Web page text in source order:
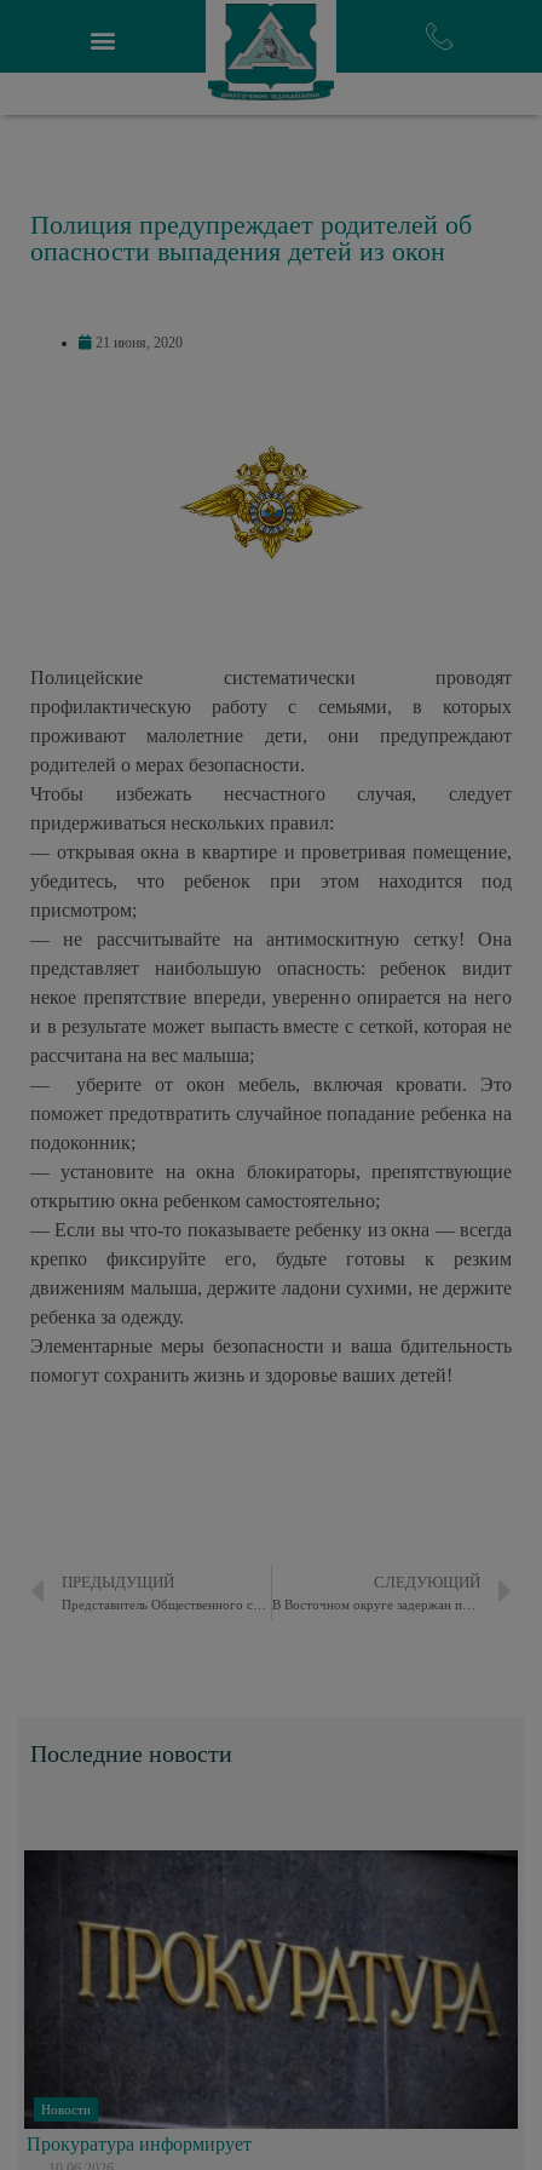
Полиция предупреждает родителей об
опасности выпадения детей из окон
21 июня, 2020
Полицейские систематически проводят
профилактическую работу с семьями, в которых
проживают малолетние дети, они предупреждают
родителей о мерах безопасности.
Чтобы избежать несчастного случая, следует
придерживаться нескольких правил:
— открывая окна в квартире и проветривая помещение,
убедитесь, что ребенок при этом находится под
присмотром;
— не рассчитывайте на антимоскитную сетку! Она
представляет наибольшую опасность: ребенок видит
некое препятствие впереди, уверенно опирается на него
и в результате может выпасть вместе с сеткой, которая не
рассчитана на вес малыша;
— уберите от окон мебель, включая кровати. Это
поможет предотвратить случайное попадание ребенка на
подоконник;
— установите на окна блокираторы, препятствующие
открытию окна ребенком самостоятельно;
— Если вы что-то показываете ребенку из окна — всегда
крепко фиксируйте его, будьте готовы к резким
движениям малыша, держите ладони сухими, не держите
ребенка за одежду.
Элементарные меры безопасности и ваша бдительность
помогут сохранить жизнь и здоровье ваших детей!
ПРЕДЫДУЩИЙ СЛЕДУЮЩИЙ
Последние новости
Новости
Прокуратура информирует